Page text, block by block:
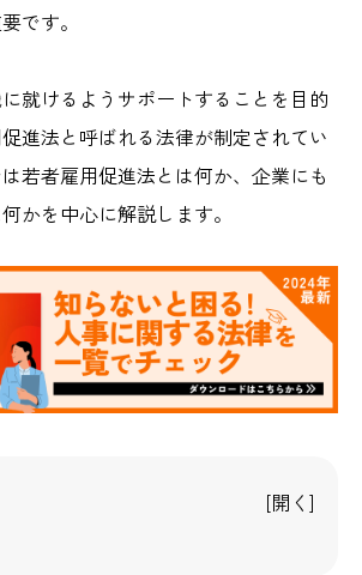
です。
就けるようサポートすることを目的
進法と呼ばれる法律が制定されてい
若者雇用促進法とは何か、企業にも
かを中心に解説します。